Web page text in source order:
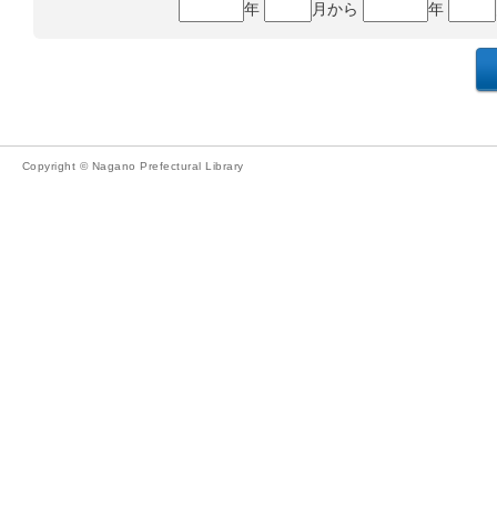
年
月から 年
Copyright © Nagano Prefectural Library